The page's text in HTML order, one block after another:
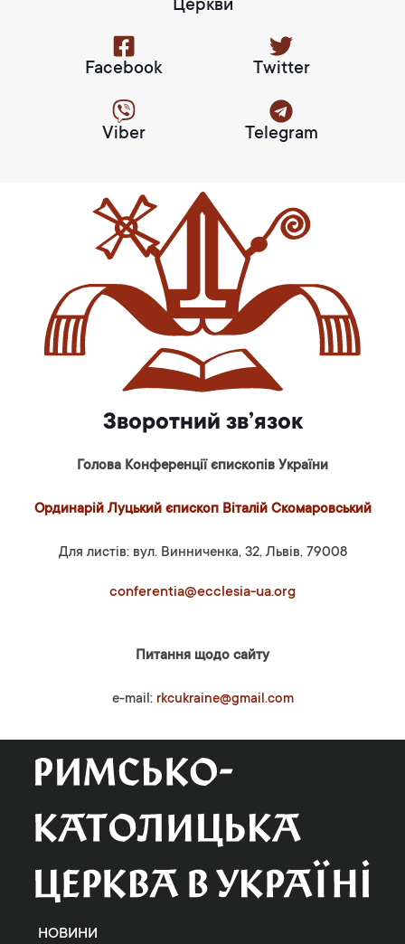
Церкви
Facebook Twitter
Viber Telegram
Зворотний зв’язок
Голова Конференції єпископів України
Ординарій Луцький єпископ Віталій Скомаровський
Для листів: вул. Винниченка, 32, Львів, 79008
conferentia@ecclesia-ua.org
Питання щодо сайту
e-mail: rkcukraine@gmail.com
НОВИНИ